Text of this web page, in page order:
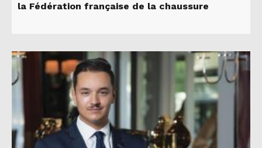
la Fédération française de la chaussure